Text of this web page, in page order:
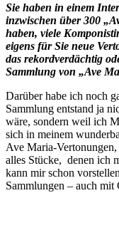
Sie haben in einem
inzwischen über 300
haben, viele
eigens für Sie neue
das rekordverdächtig
Sammlung von „Ave
Darüber habe ich noch
Sammlung entstand ja
wäre, sondern weil ich
sich in meinem
Ave Maria-
alles Stücke, denen ich
kann mir schon
Sammlungen – auch mit